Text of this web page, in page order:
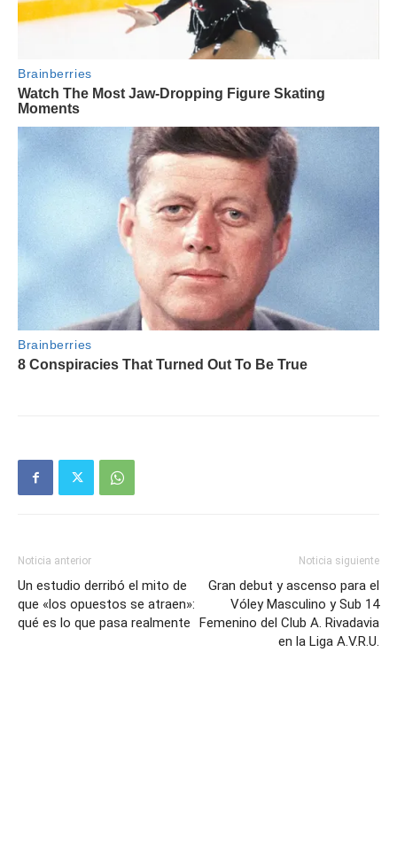
Noticia anterior
Un estudio derribó el mito de
que «los opuestos se atraen»:
qué es lo que pasa realmente
Noticia siguiente
Gran debut y ascenso para el
Vóley Masculino y Sub 14
Femenino del Club A. Rivadavia
en la Liga A.V.R.U.